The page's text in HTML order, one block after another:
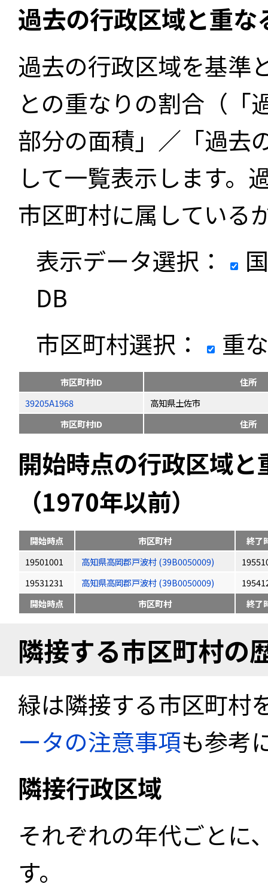
過去の行政区域と重
過去の行政区域を基準
との重なりの割合（「
部分の面積」／「過去
して一覧表示します。
市区町村に属している
表示データ選択：
DB
市区町村選択：
重
市区町村ID
住所
39205A1968
高知県土佐市
市区町村ID
住所
開始時点の行政区域
（1970年以前）
開始時点 市区町村
終了
19501001
高知県高岡郡戸波村 (39B0050009)
19531231
高知県高岡郡戸波村 (39B0050009)
開始時点
市区町村 終了
隣接する市区町村の
緑は隣接する市区町村
ータの注意事項も参考
隣接行政区域
それぞれの年代ごとに
す。